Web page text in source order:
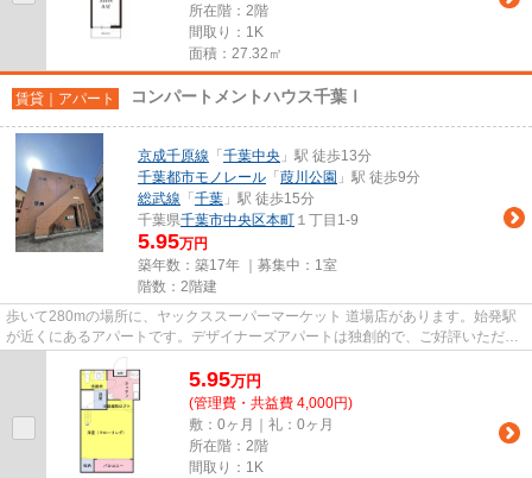
所在階：2階
間取り：1K
面積：27.32㎡
賃貸｜アパート コンパートメントハウス千葉Ⅰ
京成千原線 「 千葉中央 」駅 徒歩13分
千葉都市モノレール 「 葭川公園 」駅 徒歩9分
総武線 「 千葉 」駅 徒歩15分
千葉県千葉市中央区本町 １丁目1-9
5.95万円
築年数：築17年 ｜募集中： 1室
階数：2階建
歩いて280mの場所に、ヤックススーパーマーケット 道場店があります。始発駅
が近くにあるアパートです。デザイナーズアパートは独創的で、ご好評いただい
5.95万円
(管理費・共益費 4,000円)
敷：0ヶ月｜礼：0ヶ月
所在階：2階
間取り：1K